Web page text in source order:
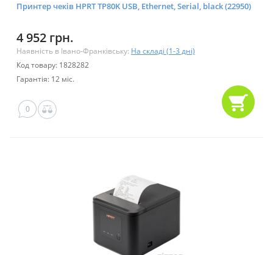
Принтер чеків HPRT TP80K USB, Ethernet, Serial, black (22950)
4 952 грн.
Наявність в Івано-Франківську: На складі (1-3 дні)
Код товару: 1828282
Гарантія: 12 міс.
0